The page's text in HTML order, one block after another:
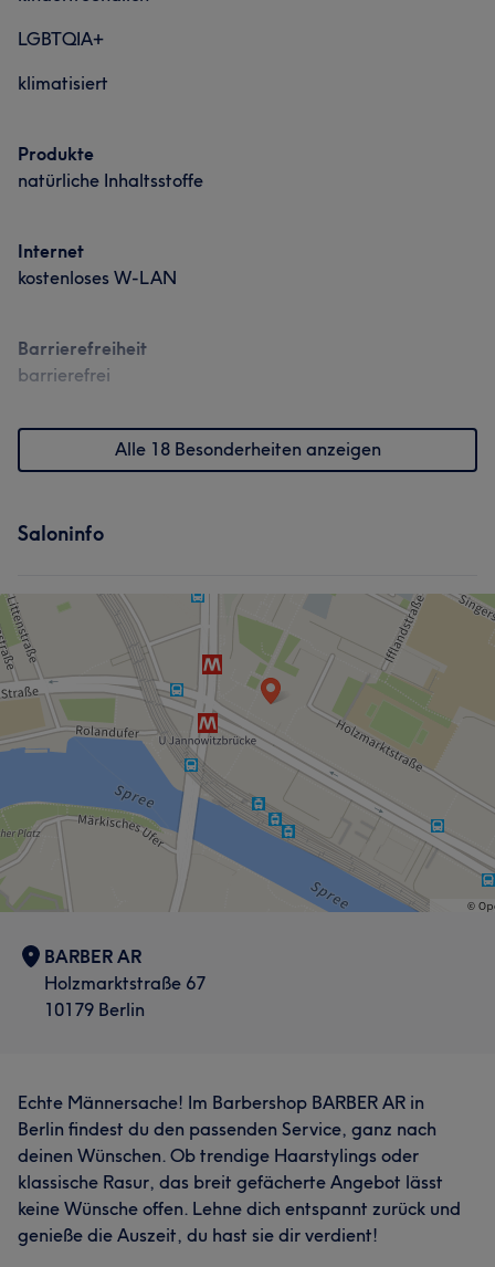
LGBTQIA+
klimatisiert
Produkte
natürliche Inhaltsstoffe
Internet
kostenloses W-LAN
Barrierefreiheit
barrierefrei
Alle 18 Besonderheiten anzeigen
Saloninfo
BARBER AR
Holzmarktstraße 67
10179 Berlin
Echte Männersache! Im Barbershop BARBER AR in
Berlin findest du den passenden Service, ganz nach
deinen Wünschen. Ob trendige Haarstylings oder
klassische Rasur, das breit gefächerte Angebot lässt
keine Wünsche offen. Lehne dich entspannt zurück und
genieße die Auszeit, du hast sie dir verdient!